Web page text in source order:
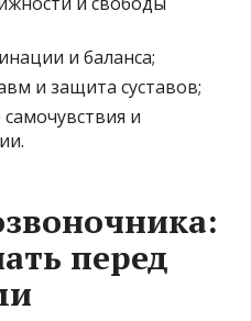
и баланса;
и защита суставов;
и
перед